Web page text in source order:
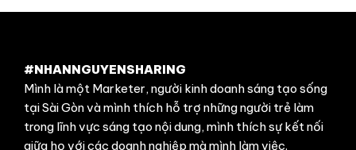
#NHANNGUYENSHARING
Mình là một Marketer, người kinh doanh sáng tạo sống
tại Sài Gòn và mình thích hỗ trợ những người trẻ làm
trong lĩnh vực sáng tạo nội dung, mình thích sự kết nối
giữa họ với các doanh nghiệp mà mình làm việc.